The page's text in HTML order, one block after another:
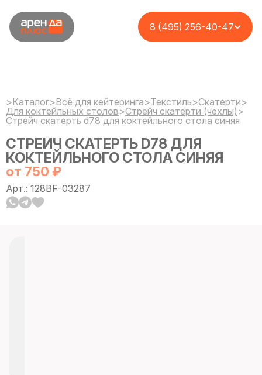
8 (495) 256-40-47
>Каталог>Всё для кейтеринга>Текстиль>Cкатерти>
Для коктейльных столов>Стрейч скатерти (чехлы) >
Стрейч скатерть d78 для коктейльного стола синяя
СТРЕЙЧ СКАТЕРТЬ D78 ДЛЯ
КОКТЕЙЛЬНОГО СТОЛА СИНЯЯ
от 750 ₽
Арт.: 128BF-03287